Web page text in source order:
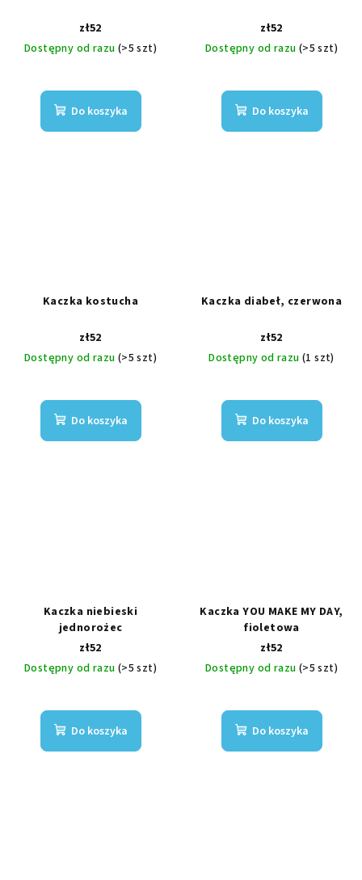
zł52
Dostępny od razu (>5 szt)
Do koszyka
zł52
Dostępny od razu (>5 szt)
Do koszyka
Kaczka kostucha
zł52
Dostępny od razu (>5 szt)
Do koszyka
Kaczka diabeł, czerwona
zł52
Dostępny od razu (1 szt)
Do koszyka
Kaczka niebieski
jednorożec
zł52
Dostępny od razu (>5 szt)
Do koszyka
Kaczka YOU MAKE MY DAY,
fioletowa
zł52
Dostępny od razu (>5 szt)
Do koszyka